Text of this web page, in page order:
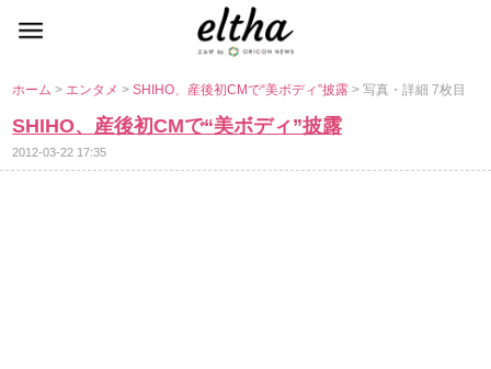
ホーム> エンタメ>SHIHO、産後初CMで“美ボディ”披露> 写真・詳細 7枚目
SHIHO、産後初CMで“美ボディ”披露
2012-03-22 17:35